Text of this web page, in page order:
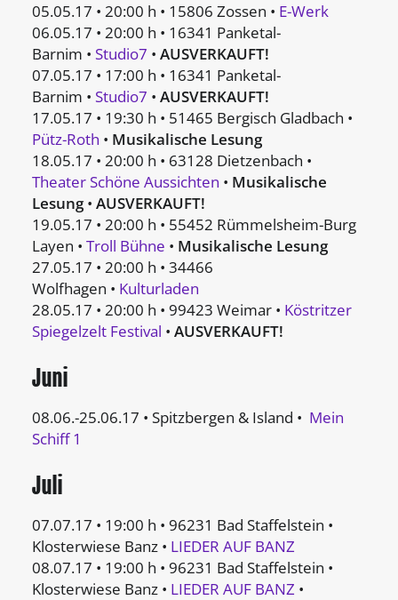
05.05.17 • 20:00 h • 15806 Zossen • E-Werk
06.05.17 • 20:00 h • 16341 Panketal-
Barnim • Studio7 • AUSVERKAUFT!
07.05.17 • 17:00 h • 16341 Panketal-
Barnim • Studio7 • AUSVERKAUFT!
17.05.17 • 19:30 h • 51465 Bergisch Gladbach •
Pütz-Roth • Musikalische Lesung
18.05.17 • 20:00 h • 63128 Dietzenbach •
Theater Schöne Aussichten • Musikalische
Lesung• AUSVERKAUFT!
19.05.17 • 20:00 h • 55452 Rümmelsheim-Burg
Layen • Troll Bühne • Musikalische Lesung
27.05.17 • 20:00 h • 34466
Wolfhagen • Kulturladen
28.05.17 • 20:00 h • 99423 Weimar • Köstritzer
Spiegelzelt Festival • AUSVERKAUFT!
Juni
08.06.-25.06.17 • Spitzbergen & Island • Mein
Schiff 1
Juli
07.07.17 • 19:00 h • 96231 Bad Staffelstein •
Klosterwiese Banz • LIEDER AUF BANZ
08.07.17 • 19:00 h • 96231 Bad Staffelstein •
Klosterwiese Banz • LIEDER AUF BANZ •